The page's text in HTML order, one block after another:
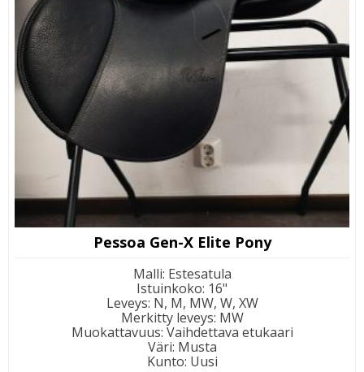
Pessoa Gen-X Elite Pony
Malli: Estesatula
Istuinkoko: 16"
Leveys: N, M, MW, W, XW
Merkitty leveys: MW
Muokattavuus: Vaihdettava etukaari
Väri: Musta
Kunto: Uusi